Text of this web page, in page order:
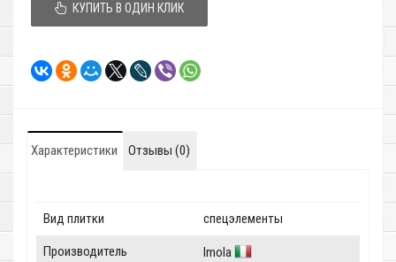
КУПИТЬ В ОДИН КЛИК
Характеристики Отзывы (0)
Вид плитки спецэлементы
Производитель Imola